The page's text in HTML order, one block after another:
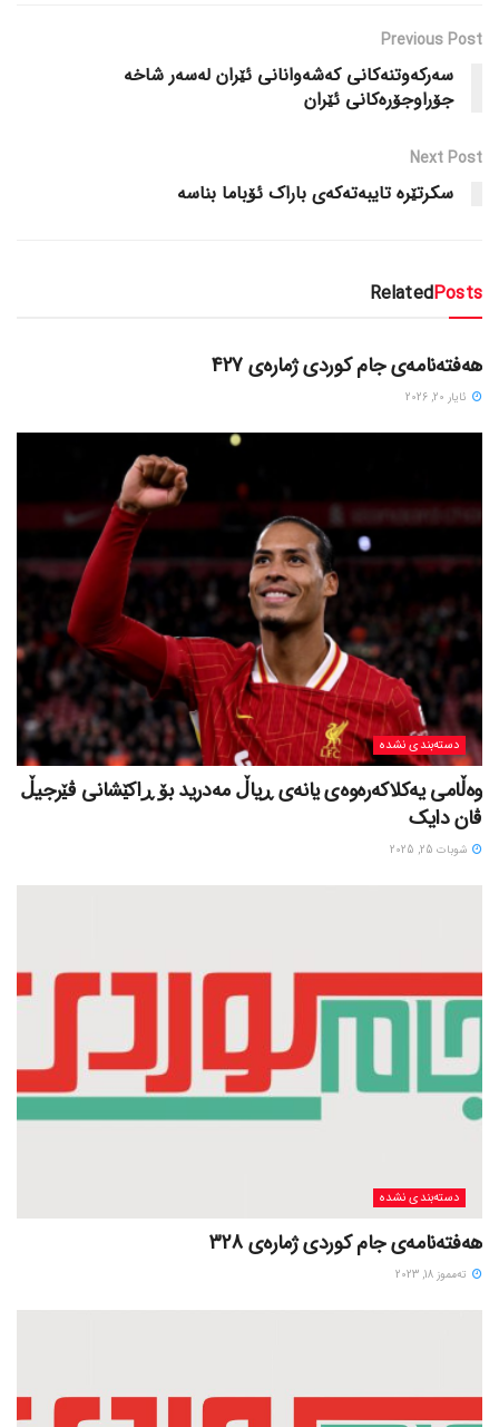
Previous Post
سه‌رکه‌وتنه‌کانی که‌شه‌وانانی ئێران له‌سه‌ر شاخه‌
جۆراوجۆره‌کانی ئێران
Next Post
سکرتێره‌ تایبه‌ته‌که‌ی باراک ئۆباما بناسه‌
RelatedPosts
دسته‌بندی نشده
هەفتەنامەی جام کوردی ژمارەی 427
ئایار 20, 2026
دسته‌بندی نشده
وەڵامی یەکلاکەرەوەی یانەی ڕیاڵ مەدرید بۆ ڕاکێشانی ڤێرجیڵ
ڤان دایک
شوبات 25, 2025
دسته‌بندی نشده
هەفتەنامەی جام کوردی ژمارەی 328
ته‌مموز 18, 2023